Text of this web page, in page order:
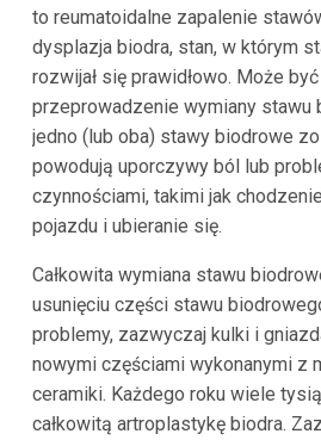
to reumatoidalne zapalenie
dysplazja biodra, stan, w którym
rozwijał się prawidłowo. Może
przeprowadzenie wymiany stawu
jedno (lub oba) stawy biodrowe
powodują uporczywy ból lub
czynnościami, takimi jak
pojazdu i ubieranie się.
Całkowita wymiana stawu
usunięciu części stawu
problemy, zazwyczaj kulki i
nowymi częściami wykonanymi z
ceramiki. Każdego roku wiele
całkowitą artroplastykę biodra.